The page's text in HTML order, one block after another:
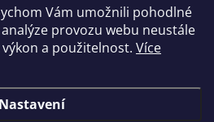
Vám umožnili pohodlné
provozu webu neustále
a použitelnost. Více
Nastavení